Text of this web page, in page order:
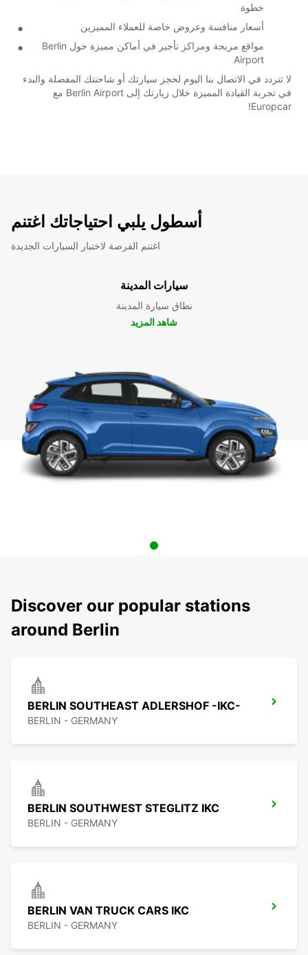
خطوة
أسعار منافسة وعروض خاصة للعملاء المميزين
مواقع مريحة ومراكز تأجير في أماكن مميزة حول Berlin
Airport
لا تتردد في الاتصال بنا اليوم لحجز سيارتك أو شاحنتك المفضلة والبدء
في تجربة القيادة المميزة خلال زيارتك إلى Berlin Airport مع
Europcar!
أسطول يلبي احتياجاتك اغتنم
اغتنم الفرصة لاختبار السيارات الجديدة
سيارات المدينة
نطاق سيارة المدينة
شاهد المزيد
Discover our popular stations
around Berlin
BERLIN SOUTHEAST ADLERSHOF -IKC-
BERLIN - GERMANY
BERLIN SOUTHWEST STEGLITZ IKC
BERLIN - GERMANY
BERLIN VAN TRUCK CARS IKC
BERLIN - GERMANY